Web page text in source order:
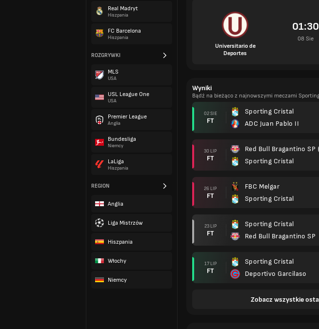
Real Madryt
Hiszpania
FC Barcelona
Hiszpania
ROZGRYWKI
MLS
USA
USL League One
USA
Premier League
Anglia
Bundesliga
Niemcy
LaLiga
Hiszpania
REGION
Anglia
Liga Mistrzów
Hiszpania
Włochy
Niemcy
Universitario de
Deportes
01:30
08 Sie
Wyniki
Bądź na bieżąco z najnowszymi meczami
02 SIE
FT
Sporting Cristal
ADC Juan Pablo II
30 LIP
FT
Red Bull Bragantino SP
Sporting Cristal
26 LIP
FT
FBC Melgar
Sporting Cristal
23 LIP
FT
Sporting Cristal
Red Bull Bragantino SP
17 LIP
FT
Sporting Cristal
Deportivo Garcilaso
Zobacz wszystkie